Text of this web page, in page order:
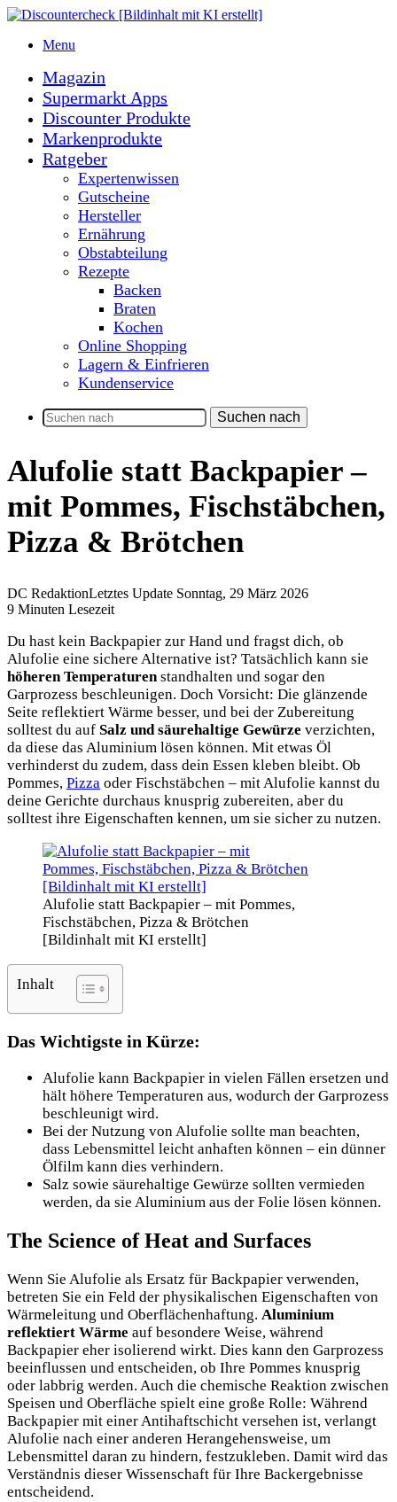
Menu
Magazin
Supermarkt Apps
Discounter Produkte
Markenprodukte
Ratgeber
Expertenwissen
Gutscheine
Hersteller
Ernährung
Obstabteilung
Rezepte
Backen
Braten
Kochen
Online Shopping
Lagern & Einfrieren
Kundenservice
Suchen nach
Alufolie statt Backpapier –
mit Pommes, Fischstäbchen,
Pizza & Brötchen
DC RedaktionLetztes Update Sonntag, 29 März 2026
9 Minuten Lesezeit
Du hast kein Backpapier zur Hand und fragst dich, ob
Alufolie eine sichere Alternative ist? Tatsächlich kann sie
höheren Temperaturenstandhalten und sogar den
Garprozess beschleunigen. Doch Vorsicht: Die glänzende
Seite reflektiert Wärme besser, und bei der Zubereitung
solltest du auf Salz und säurehaltige Gewürze verzichten,
da diese das Aluminium lösen können. Mit etwas Öl
verhinderst du zudem, dass dein Essen kleben bleibt. Ob
Pommes, Pizza oder Fischstäbchen – mit Alufolie kannst du
deine Gerichte durchaus knusprig zubereiten, aber du
solltest ihre Eigenschaften kennen, um sie sicher zu nutzen.
Alufolie statt Backpapier – mit Pommes,
Fischstäbchen, Pizza & Brötchen
[Bildinhalt mit KI erstellt]
Inhalt
Das Wichtigste in Kürze:
Alufolie kann Backpapier in vielen Fällen ersetzen und
hält höhere Temperaturen aus, wodurch der Garprozess
beschleunigt wird.
Bei der Nutzung von Alufolie sollte man beachten,
dass Lebensmittel leicht anhaften können – ein dünner
Ölfilm kann dies verhindern.
Salz sowie säurehaltige Gewürze sollten vermieden
werden, da sie Aluminium aus der Folie lösen können.
The Science of Heat and Surfaces
Wenn Sie Alufolie als Ersatz für Backpapier verwenden,
betreten Sie ein Feld der physikalischen Eigenschaften von
Wärmeleitung und Oberflächenhaftung. Aluminium
reflektiert Wärme auf besondere Weise, während
Backpapier eher isolierend wirkt. Dies kann den Garprozess
beeinflussen und entscheiden, ob Ihre Pommes knusprig
oder labbrig werden. Auch die chemische Reaktion zwischen
Speisen und Oberfläche spielt eine große Rolle: Während
Backpapier mit einer Antihaftschicht versehen ist, verlangt
Alufolie nach einer anderen Herangehensweise, um
Lebensmittel daran zu hindern, festzukleben. Damit wird das
Verständnis dieser Wissenschaft für Ihre Backergebnisse
entscheidend.